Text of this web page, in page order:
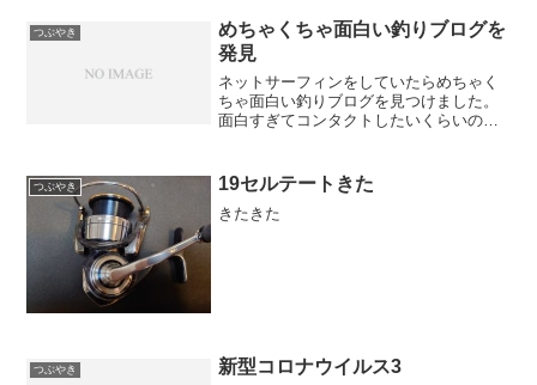
くなったわけではなく、有効なワクチン
ができたわけで...
つぶやき
めちゃくちゃ面白い釣りブログを
発見
ネットサーフィンをしていたらめちゃく
ちゃ面白い釣りブログを見つけました。
面白すぎてコンタクトしたいくらいの気
ト欄はなく、SNS等への投稿もしていな
いようです。もし上のブ...
つぶやき 19セルテートきた
きたきた
つぶやき 新型コロナウイルス3